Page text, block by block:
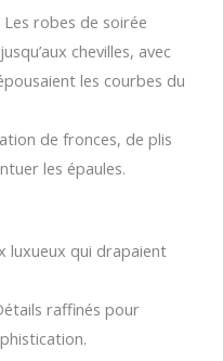
robes de soirée
chevilles, avec
les courbes du
de fronces, de plis
les épaules.
luxueux qui drapaient
raffinés pour